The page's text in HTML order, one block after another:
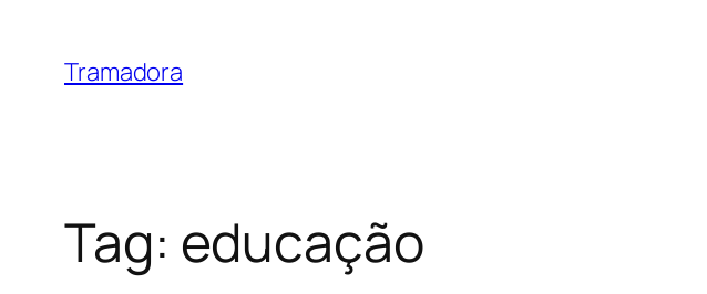
content
Tramadora
Tag: educação